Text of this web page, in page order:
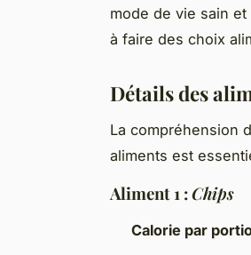
mode de vie sain
à faire des choix
Détails des
La compréhension
aliments est
Aliment 1 :Chips
Calorie par